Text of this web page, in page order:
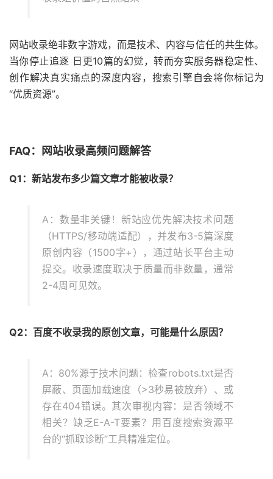
网站收录绝非数字游戏，而是技术、内容与信任的共生体。
当你停止追逐 日更10篇的幻觉，转而夯实服务器稳定性、
创作解决真实痛点的深度内容，搜索引擎自会将你标记为
“优质资源”。
FAQ：网站收录高频问题解答
Q1：新站发布多少篇文章才能被收录？
A：数量非关键！新站应优先解决技术问题
（HTTPS/移动端适配），并发布3-5篇深度
原创内容（1500字+），通过站长平台主动
提交。收录速度取决于质量而非数量，通常
2-4周可见效。
Q2：百度不收录我的原创文章，可能是什么原因？
A：80%源于技术问题：检查robots.txt是否
屏蔽、页面加载速度（>3秒易被放弃）、或
存在404错误。其次审视内容：是否领域不
相关？缺乏E-A-T要素？用百度搜索资源平
台的“抓取诊断”工具精准定位。